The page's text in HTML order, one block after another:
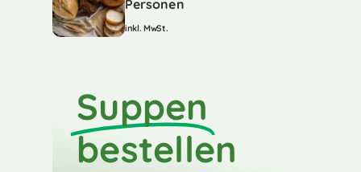
Personen
inkl. MwSt.
Suppen
bestellen